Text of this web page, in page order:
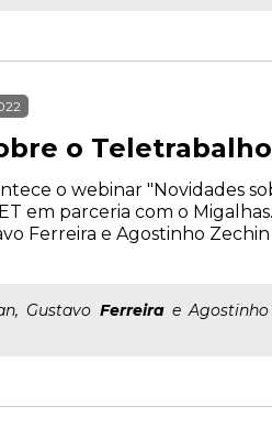
o Teletrabalho
o webinar "Novidades
em parceria com o
Ferreira e Agostinho Zechin
Gustavo Ferreirae Agostinho